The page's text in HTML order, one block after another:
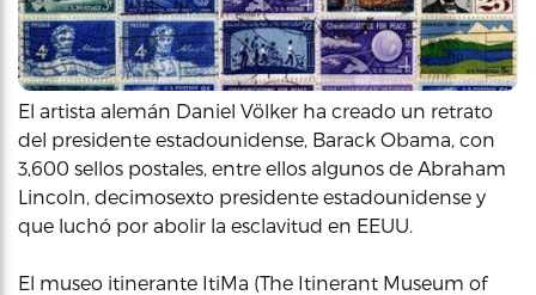
El artista alemán Daniel Völker ha creado un retrato
del presidente estadounidense, Barack Obama, con
3,600 sellos postales, entre ellos algunos de Abraham
Lincoln, decimosexto presidente estadounidense y
que luchó por abolir la esclavitud en EEUU.
El museo itinerante ItiMa (The Itinerant Museum of